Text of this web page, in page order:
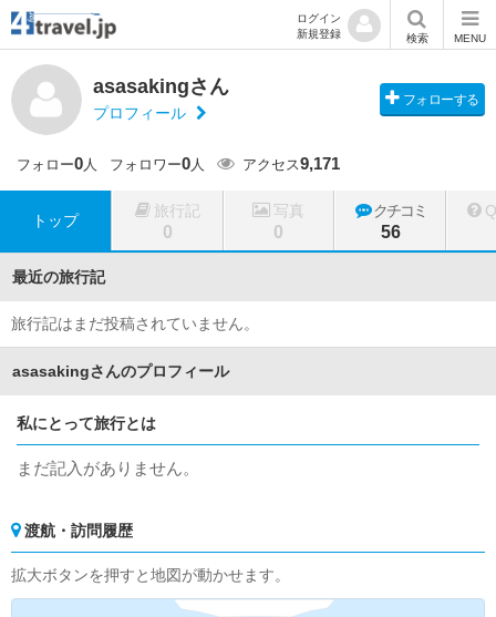
ログイン
新規登録
検索 MENU
asasakingさん
プロフィール
フォローする
フォロー0人 フォロワー0人 アクセス9,171
トップ
旅行記
0
写真
0
クチコミ
56
最近の旅行記
旅行記はまだ投稿されていません。
asasakingさんのプロフィール
私にとって旅行とは
まだ記入がありません。
渡航・訪問履歴
拡大ボタンを押すと地図が動かせます。